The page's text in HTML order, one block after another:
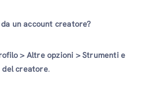
un account creatore?
> Altre opzioni > Strumenti e
creatore.